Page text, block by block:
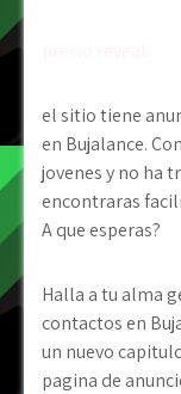
el sitio tiene
en Bujalance.
jovenes y no ha
encontraras
A que esperas?
Halla a tu alma
contactos en
un nuevo
pagina de